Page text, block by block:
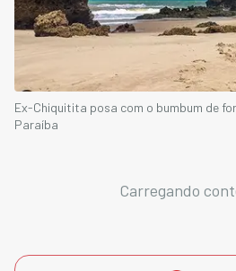
Ex-Chiquitita posa com o bumbum de
Paraíba
Carregando